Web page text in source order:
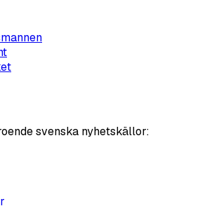
svenska nyhetskällor: